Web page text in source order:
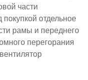
части
отдельное
рамы и переднего
перегорания